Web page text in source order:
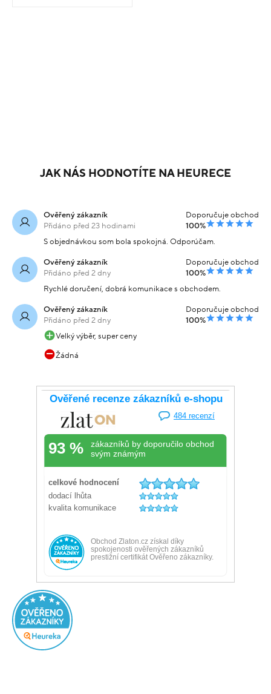
JAK NÁS HODNOTÍTE NA HEURECE
Ověřený zákazník
Přidáno před 23 hodinami
Doporučuje obchod
100%
S objednávkou som bola spokojná. Odporúčam.
Ověřený zákazník
Přidáno před 2 dny
Doporučuje obchod
100%
Rychlé doručení, dobrá komunikace s obchodem.
Ověřený zákazník
Přidáno před 2 dny
Doporučuje obchod
100%
Velký výběr, super ceny
Žádná